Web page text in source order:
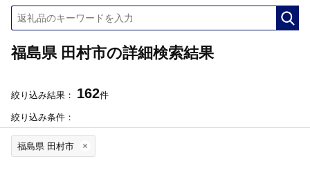
福島県 田村市の詳細検索結果
絞り込み結果： 162件
絞り込み条件：
福島県 田村市